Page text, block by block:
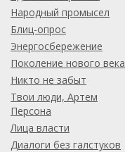
Народный промысел
Блиц-опрос
Энергосбережение
Поколение нового века
Никто не забыт
Твои люди, Артем
Персона
Лица власти
Диалоги без галстуков